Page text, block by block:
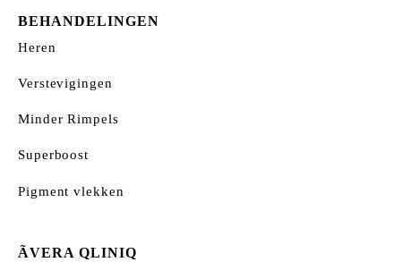
BEHANDELINGEN
Heren
Verstevigingen
Minder Rimpels
Superboost
Pigment vlekken
ÃVERA QLINIQ